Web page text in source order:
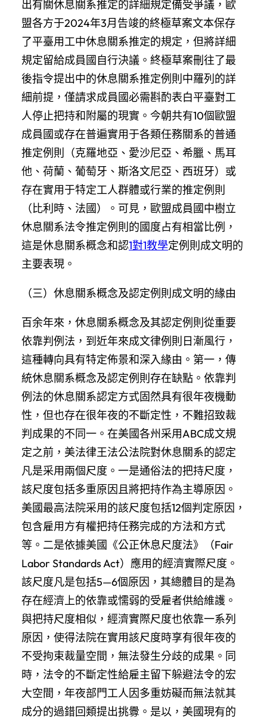
出有關休息關系推定的詳細規定備受爭議，歐
盟各方于2024年3月告竣的終極草案文本保存
了平臺用工中休息關系推定的規定，但將詳細
規定留給成員國自行決議。終極草案刪往了最
後指令提出中的休息關系推定例則中羅列的詳
細前提，僅請求成員國必需斟酌表白平臺對工
人停止把持和附屬的現實。今朝共有10個歐盟
成員國或存在普遍實用于各類任務關系的普通
推定例則（克羅地亞、愛沙尼亞、希臘、馬耳
他、荷蘭、葡萄牙、斯洛文尼亞、西班牙）或
存在實用于特定工人群體或行業的推定例則
（比利時、法國）。可見，歐盟成員國中樹立
休息關系法令推定例則的國度占有相當比例，
這是休息關系概念和認1對1教學定例則成文明的
主要表現。
（三）休息關系概念及認定例則成文明的緣由
百余年來，休息關系概念及其認定例則從重要
依靠判例法，到近年來成文律例則日漸風行，
這種轉向具有特定佈景和深入緣由。第一，傳
統休息關系概念及認定例則存在缺點。依靠判
例法的休息關系認定方式固然具有很年夜機動
性，但也存在很年夜的不斷定性，不難招致裁
判成果的不同一。在美國各州采用ABC成文規
定之前，美法律王法公法院對休息關系的認定
凡是采用兩個尺度。一是通俗法的把持尺度，
該尺度包括多重原因且將把持作為主導原因。
美國最高法院采用的該尺度包括12個判定原因，
包含雇用方有權把持任務完成的方法和方式
等。二是依據美國《公正休息尺度法》（Fair
Labor Standards Act）應用的經濟實際尺度。
該尺度凡是包括5—6個原因，其總體目的是為
存在經濟上的依靠或懦弱的受雇者供給維護。
與把持尺度相似，經濟實際尺度也依靠一系列
原因，使得法院在實用該尺度時享有很年夜的
不受拘束裁量空間，無法發生分歧的成果。同
時，法令的不斷定性給雇主留下躲避法令的宏
大空間，年夜部門工人因多重妨礙而無法就其
成分的過錯回類提出挑釁。是以，美國現有的